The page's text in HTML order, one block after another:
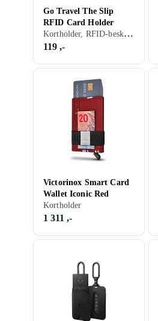
Go Travel The Slip
RFID Card Holder
Kortholder, RFID-beskyttelse
119 ,-
Victorinox Smart Card
Wallet Iconic Red
Kortholder
1 311 ,-